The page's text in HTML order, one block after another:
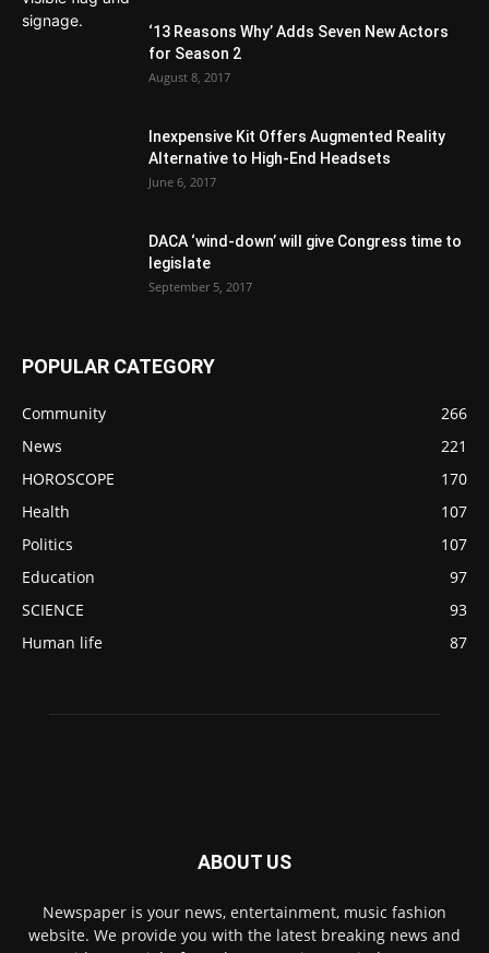
‘13 Reasons Why’ Adds Seven New Actors
for Season 2
August 8, 2017
Inexpensive Kit Offers Augmented Reality
Alternative to High-End Headsets
June 6, 2017
DACA ‘wind-down’ will give Congress time to
legislate
September 5, 2017
POPULAR CATEGORY
Community
266
News
221
HOROSCOPE
170
Health
107
Politics
107
Education
97
SCIENCE
93
Human life
87
ABOUT US
Newspaper is your news, entertainment, music fashion
website. We provide you with the latest breaking news and